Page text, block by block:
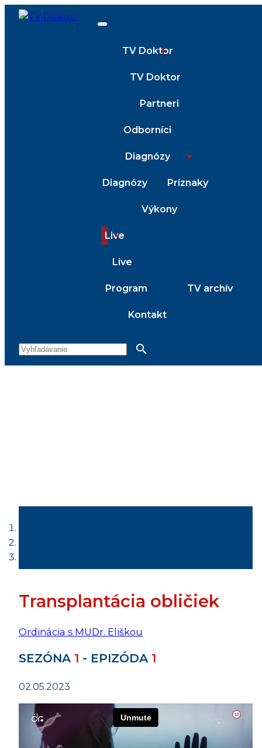
TV Doktor
TV Doktor
Partneri
Odborníci
Diagnózy
Diagnózy Príznaky
Výkony
Live
Live
Program TV archív
Kontakt
search
Transplantácia obličiek
Ordinácia s MUDr. Eliškou
SEZÓNA 1 - EPIZÓDA 1
02.05.2023